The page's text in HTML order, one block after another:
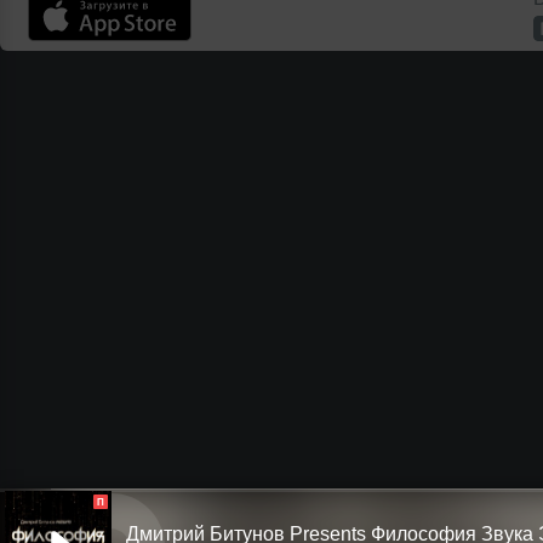
П
Дмитрий Битунов Presents Филоcофия Звука